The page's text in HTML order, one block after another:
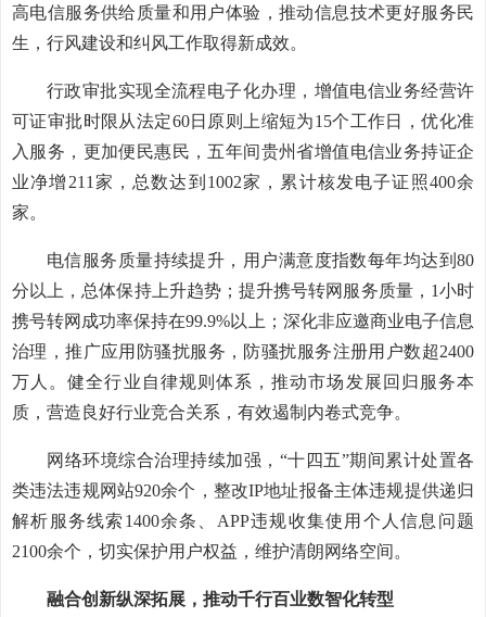
高电信服务供给质量和用户体验，推动信息技术更好服务民
生，行风建设和纠风工作取得新成效。
行政审批实现全流程电子化办理，增值电信业务经营许
可证审批时限从法定60日原则上缩短为15个工作日，优化准
入服务，更加便民惠民，五年间贵州省增值电信业务持证企
业净增211家，总数达到1002家，累计核发电子证照400余
家。
电信服务质量持续提升，用户满意度指数每年均达到80
分以上，总体保持上升趋势；提升携号转网服务质量，1小时
携号转网成功率保持在99.9%以上；深化非应邀商业电子信息
治理，推广应用防骚扰服务，防骚扰服务注册用户数超2400
万人。健全行业自律规则体系，推动市场发展回归服务本
质，营造良好行业竞合关系，有效遏制内卷式竞争。
网络环境综合治理持续加强，“十四五”期间累计处置各
类违法违规网站920余个，整改IP地址报备主体违规提供递归
解析服务线索1400余条、APP违规收集使用个人信息问题
2100余个，切实保护用户权益，维护清朗网络空间。
融合创新纵深拓展，推动千行百业数智化转型